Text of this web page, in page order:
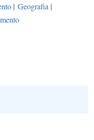
| Geografia |